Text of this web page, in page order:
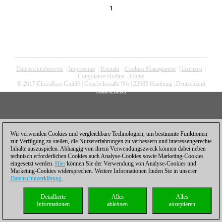
1
Datenschutzhinweis Impressum| Kontakt| Cookies Management| Lizenzen
Compliance Hotline
Home
© 2017 ChessBase GmbH | Osterbekstraße 90a | 22083 Hamburg | Deutschland
coldest news
Wir verwenden Cookies und vergleichbare Technologien, um bestimmte Funktionen
zur Verfügung zu stellen, die Nutzererfahrungen zu verbessern und interessengerechte
Inhalte auszuspielen. Abhängig von ihrem Verwendungszweck können dabei neben
technisch erforderlichen Cookies auch Analyse-Cookies sowie Marketing-Cookies
eingesetzt werden. Hier können Sie der Verwendung von Analyse-Cookies und
Marketing-Cookies widersprechen. Weitere Informationen finden Sie in unserer
Datenschutzerklärung.
Alles
akzeptieren
Alles
ablehnen
Detaillierte
Informationen